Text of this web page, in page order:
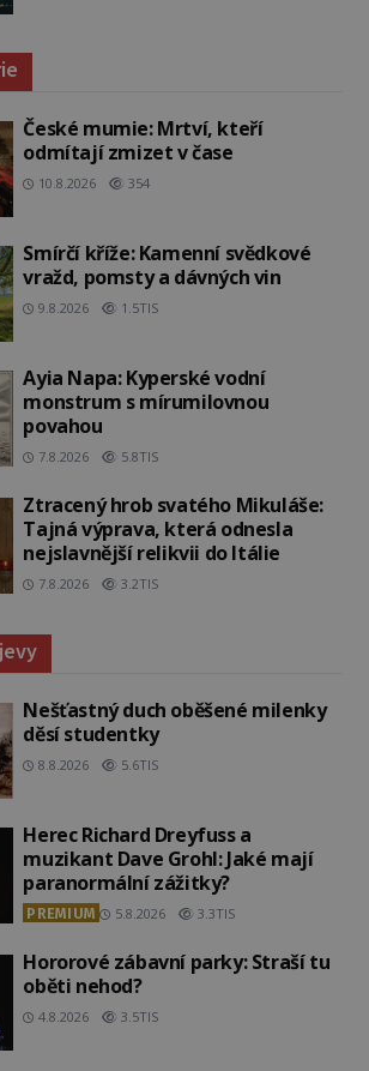
České mumie: Mrtví, kteří
odmítají zmizet v čase
10.8.2026 354
Smírčí kříže: Kamenní svědkové
vražd, pomsty a dávných vin
9.8.2026 1.5TIS
Ayia Napa: Kyperské vodní
monstrum s mírumilovnou
povahou
7.8.2026 5.8TIS
Ztracený hrob svatého Mikuláše:
Tajná výprava, která odnesla
nejslavnější relikvii do Itálie
7.8.2026 3.2TIS
Nešťastný duch oběšené milenky
děsí studentky
8.8.2026 5.6TIS
Herec Richard Dreyfuss a
muzikant Dave Grohl: Jaké mají
paranormální zážitky?
PREMIUM 5.8.2026 3.3TIS
Hororové zábavní parky: Straší tu
oběti nehod?
4.8.2026 3.5TIS